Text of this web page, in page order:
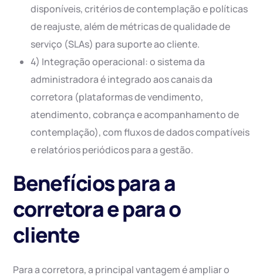
disponíveis, critérios de contemplação e políticas
de reajuste, além de métricas de qualidade de
serviço (SLAs) para suporte ao cliente.
4) Integração operacional: o sistema da
administradora é integrado aos canais da
corretora (plataformas de vendimento,
atendimento, cobrança e acompanhamento de
contemplação), com fluxos de dados compatíveis
e relatórios periódicos para a gestão.
Benefícios para a
corretora e para o
cliente
Para a corretora, a principal vantagem é ampliar o